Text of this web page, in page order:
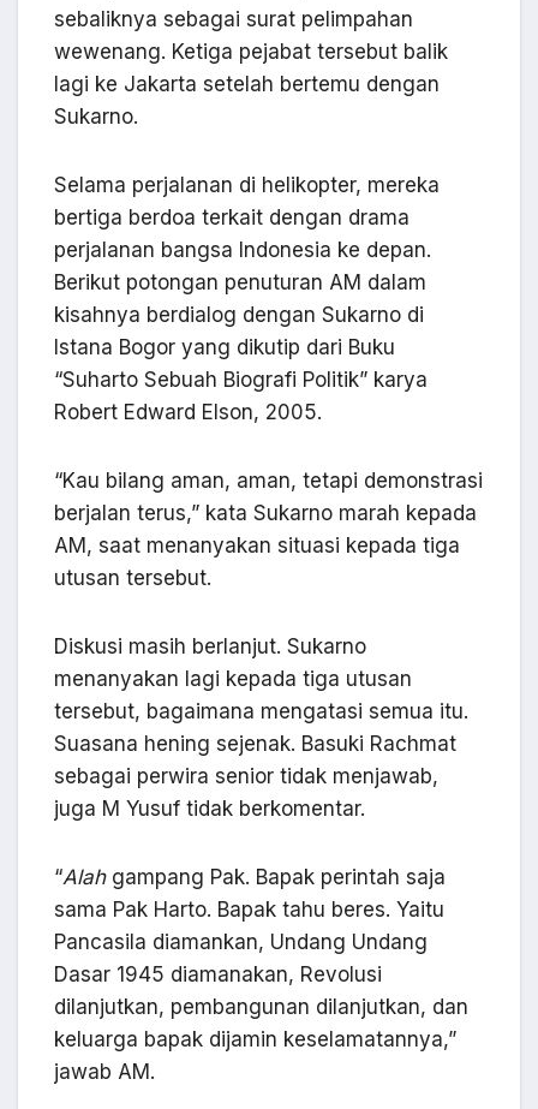
sebaliknya sebagai surat pelimpahan
wewenang. Ketiga pejabat tersebut balik
lagi ke Jakarta setelah bertemu dengan
Sukarno.
Selama perjalanan di helikopter, mereka
bertiga berdoa terkait dengan drama
perjalanan bangsa Indonesia ke depan.
Berikut potongan penuturan AM dalam
kisahnya berdialog dengan Sukarno di
Istana Bogor yang dikutip dari Buku
“Suharto Sebuah Biografi Politik” karya
Robert Edward Elson, 2005.
“Kau bilang aman, aman, tetapi demonstrasi
berjalan terus,” kata Sukarno marah kepada
AM, saat menanyakan situasi kepada tiga
utusan tersebut.
Diskusi masih berlanjut. Sukarno
menanyakan lagi kepada tiga utusan
tersebut, bagaimana mengatasi semua itu.
Suasana hening sejenak. Basuki Rachmat
sebagai perwira senior tidak menjawab,
juga M Yusuf tidak berkomentar.
“Alahgampang Pak. Bapak perintah saja
sama Pak Harto. Bapak tahu beres. Yaitu
Pancasila diamankan, Undang Undang
Dasar 1945 diamanakan, Revolusi
dilanjutkan, pembangunan dilanjutkan, dan
keluarga bapak dijamin keselamatannya,”
jawab AM.